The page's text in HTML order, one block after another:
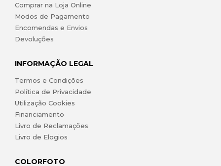
Comprar na Loja Online
Modos de Pagamento
Encomendas e Envios
Devoluções
INFORMAÇÃO LEGAL
Termos e Condições
Política de Privacidade
Utilização Cookies
Financiamento
Livro de Reclamações
Livro de Elogios
COLORFOTO